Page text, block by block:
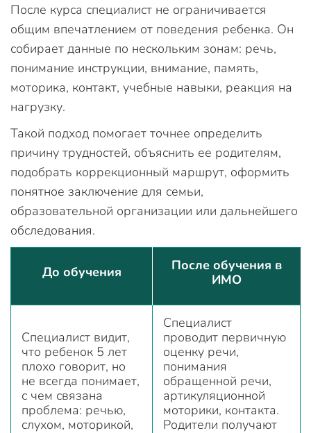
После курса специалист не ограничивается
общим впечатлением от поведения ребенка. Он
собирает данные по нескольким зонам: речь,
понимание инструкции, внимание, память,
моторика, контакт, учебные навыки, реакция на
нагрузку.
Такой подход помогает точнее определить
причину трудностей, объяснить ее родителям,
подобрать коррекционный маршрут, оформить
понятное заключение для семьи,
образовательной организации или дальнейшего
обследования.
До обучения
После обучения в
ИМО
Специалист видит,
что ребенок 5 лет
плохо говорит, но
не всегда понимает,
с чем связана
проблема: речью,
слухом, моторикой,
Специалист
проводит первичную
оценку речи,
понимания
обращенной речи,
артикуляционной
моторики, контакта.
Родители получают